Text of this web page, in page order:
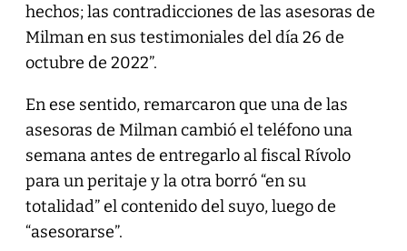
hechos; las contradicciones de las asesoras de
Milman en sus testimoniales del día 26 de
octubre de 2022”.
En ese sentido, remarcaron que una de las
asesoras de Milman cambió el teléfono una
semana antes de entregarlo al fiscal Rívolo
para un peritaje y la otra borró “en su
totalidad” el contenido del suyo, luego de
“asesorarse”.